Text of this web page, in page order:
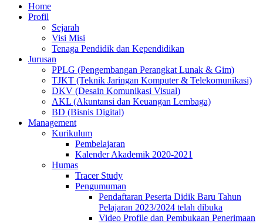
Home
Profil
Sejarah
Visi Misi
Tenaga Pendidik dan Kependidikan
Jurusan
PPLG (Pengembangan Perangkat Lunak & Gim)
TJKT (Teknik Jaringan Komputer & Telekomunikasi)
DKV (Desain Komunikasi Visual)
AKL (Akuntansi dan Keuangan Lembaga)
BD (Bisnis Digital)
Management
Kurikulum
Pembelajaran
Kalender Akademik 2020-2021
Humas
Tracer Study
Pengumuman
Pendaftaran Peserta Didik Baru Tahun
Pelajaran 2023/2024 telah dibuka
Video Profile dan Pembukaan Penerimaan